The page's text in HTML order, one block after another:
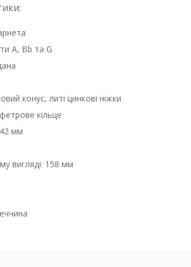
A, Bb та G
конус, литі цинкові ніжки
кільце
мм
вигляді: 158 мм